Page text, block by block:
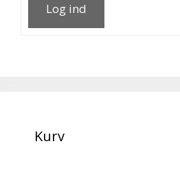
Log ind
Kurv